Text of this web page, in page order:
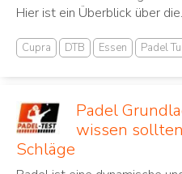
Hier ist ein Überblick über
Cupra DTB Essen Padel
Padel
wissen
Schläge